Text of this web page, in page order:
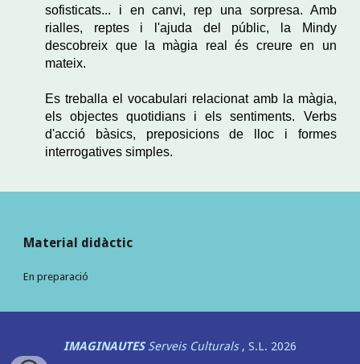
sofisticats... i en canvi, rep una sorpresa. Amb
rialles, reptes i l'ajuda del públic, la Mindy
descobreix que la màgia real és creure en un
mateix.
Es treballa el vocabulari relacionat amb la màgia,
els objectes quotidians i els sentiments. Verbs
d'acció bàsics, preposicions de lloc i formes
interrogatives simples.
Material didàctic
En preparació
IMAGINAUTESServeis Culturals , S.L. 2026